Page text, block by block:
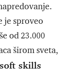
je sproveo
od 23.000
širom sveta,
soft skills